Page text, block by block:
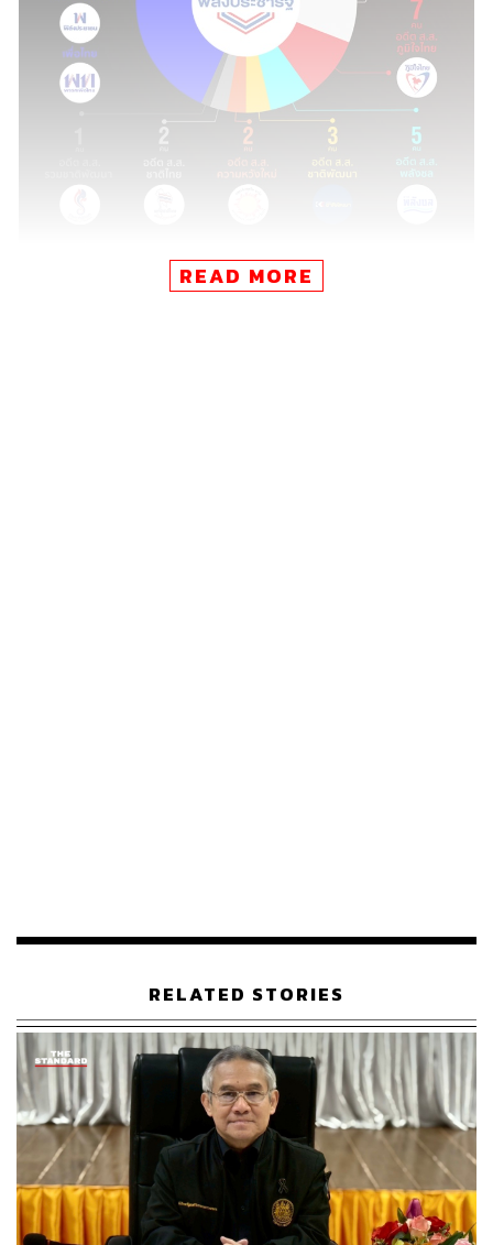
‘วิเชียร ชวลิต’ นายทะเบียนพรรคพลังประชารัฐ เปิดเผยว่า
ตั้งแต่พรรคพลังประชารัฐเปิดรับบุคคลเพื่อเข้าเป็นสมาชิก
พรรค จนถึงวันนี้วันที่ 26 พ.ย. มีผู้มาสมัครสมาชิกพรรค
จำนวนมากกว่า 1,300 คน
ในจำนวนนี้ THE STANDARD รวบรวมเฉพาะอดีต ส.ส. จาก
พรรคต่างๆ และคนดังที่เรียกเสียงฮือฮาที่มาสมัครสมาชิก
พรรคพลังประชารัฐ
READ MORE
RELATED STORIES